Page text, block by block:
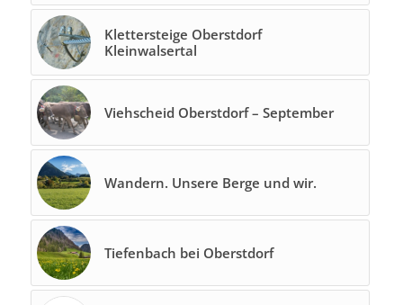
Klettersteige Oberstdorf
Kleinwalsertal
Viehscheid Oberstdorf – September
Wandern. Unsere Berge und wir.
Tiefenbach bei Oberstdorf